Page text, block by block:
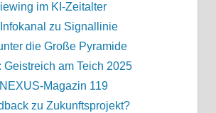
im KI-Zeitalter
zu Signallinie
die Große Pyramide
Geistreich am Teich 2025
Magazin 119
zu Zukunftsprojekt?